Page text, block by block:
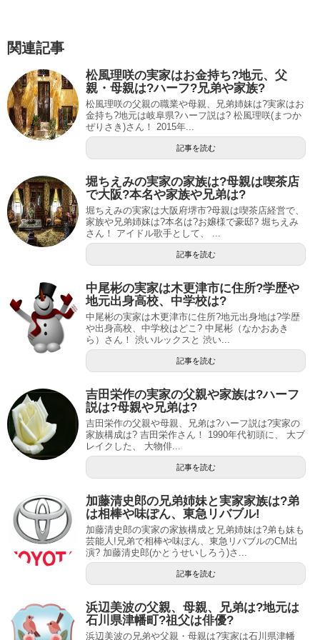
関連記事
松風理咲の実家はお金持ち?地元、父
親・母親は?ハーフ?兄弟や家族?
松風理咲の父親の職業や母親、兄弟姉妹は?実家はお
金持ち?地元は岐阜県?ハーフ説は? 松風理咲(まつか
ぜりさき)さん！ 2015年...
記事を読む
堀ちえみの実家の家族は?母親は喫茶店
で大阪?本名や家族や兄弟は?
堀ちえみの実家は大阪府堺市?母親は喫茶店経営で、
家族や兄弟姉妹は?本名は?お嬢様で豪邸? 堀ちえみ
さん！ アイドル歌手として、 ...
記事を読む
中尾彬の実家は木更津市に住所?学歴や
地元出身高校、中学校は?
中尾彬の実家は木更津市に住所?地元出身地は?学歴
や出身高校、中学校はどこ? 中尾彬（なかおあき
ら）さん！ 渋いルックスと 渋い...
記事を読む
吉田栄作の実家の父親や家族は?ハーフ
説は?母親や兄弟は?
吉田栄作の父親や母親、兄弟は?ハーフ説は?実家の
家族構成は? 吉田栄作さん！ 1990年代初頭に、 大ブ
レイクした、 大物俳...
記事を読む
加藤清史郎の兄弟姉妹と実家家族は?弟
は相棒や味ぽん、東急リバブル!
加藤清史郎の実家の家族構成と兄弟姉妹は?弟も妹も
芸能人!兄弟で相棒や味ぽん、東急リバブルのCM出
演? 加藤清史郎(かとうせいしろう)さ...
記事を読む
浜辺美波の父親、母親、兄弟は?地元は
石川県津幡町?祖父は俳優?
浜辺美波の兄弟や父親・母親は?実家は石川県津幡